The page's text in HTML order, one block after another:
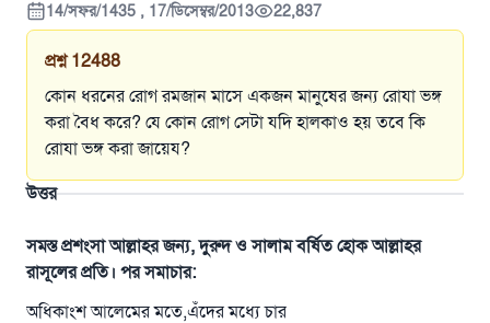
14/সফর/1435 , 17/ডিসেম্বর/2013 22,837
প্রশ্ন 12488
কোন ধরনের রোগ রমজান মাসে একজন মানুষের জন্য রোযা ভঙ্গ
করা বৈধ করে? যে কোন রোগ সেটা যদি হালকাও হয় তবে কি
রোযা ভঙ্গ করা জায়েয?
উত্তর
সমস্ত প্রশংসা আল্লাহর জন্য, দুরুদ ও সালাম বর্ষিত হোক আল্লাহর
রাসূলের প্রতি। পর সমাচার:
অধিকাংশ আলেমের মতে,এঁদের মধ্যে চার